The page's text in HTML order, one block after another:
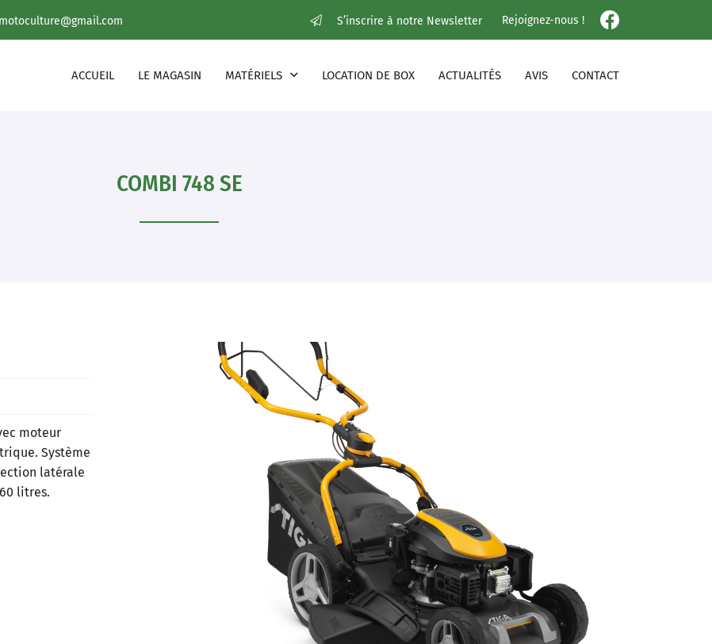
S’inscrire à notre Newsletter Rejoignez-nous !
ACCUEIL LE MAGASIN MATÉRIELS LOCATION DE BOX ACTUALITÉS AVIS CONTACT
à
en
COMBI 748 SE
moteur
Système
latérale
litres.